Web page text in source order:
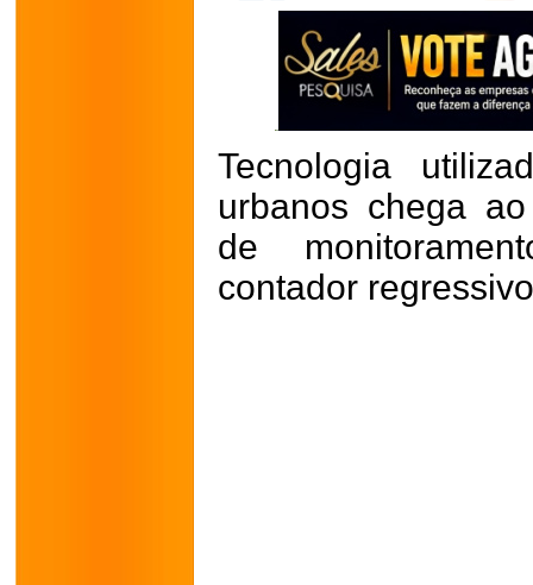
Tecnologia
urbanos chega
de
contador regressivo